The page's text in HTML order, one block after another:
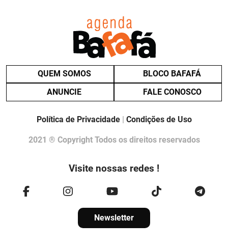
QUEM SOMOS
BLOCO BAFAFÁ
ANUNCIE
FALE CONOSCO
Política de Privacidade| Condições de Uso
2021 ® Copyright Todos os direitos reservados
Visite nossas redes !
Newsletter